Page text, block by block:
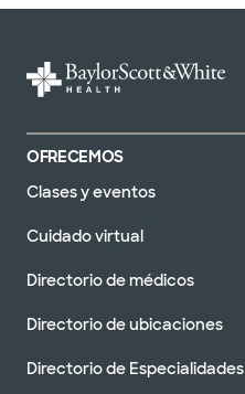
OFRECEMOS
Clases y eventos
Cuidado virtual
Directorio de médicos
Directorio de ubicaciones
Directorio de Especialidades